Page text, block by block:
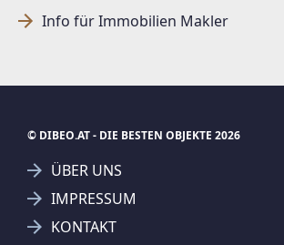
Info für Immobilien Makler
© DIBEO.AT - DIE BESTEN OBJEKTE 2026
ÜBER UNS
IMPRESSUM
KONTAKT